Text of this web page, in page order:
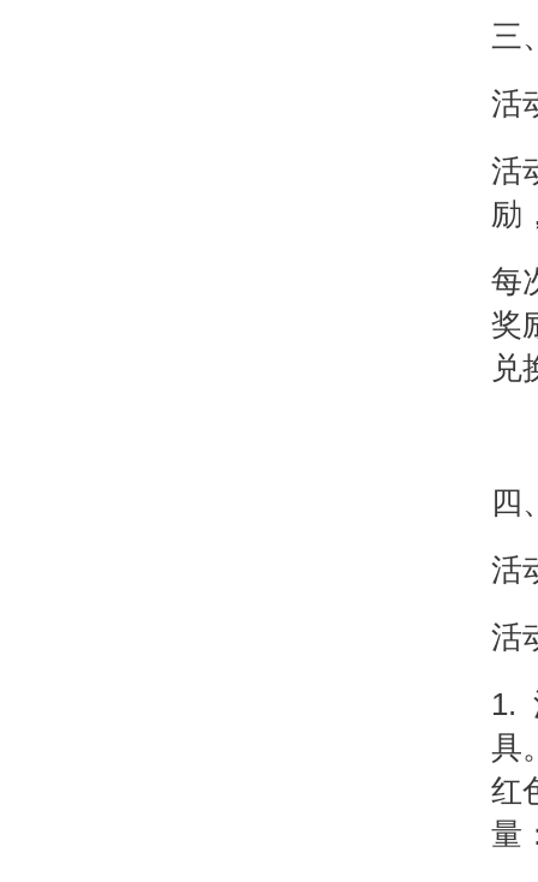
三
活
活
励
每
奖
兑
四
活
活
1.
具
红
量